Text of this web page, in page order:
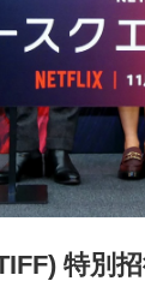
特別